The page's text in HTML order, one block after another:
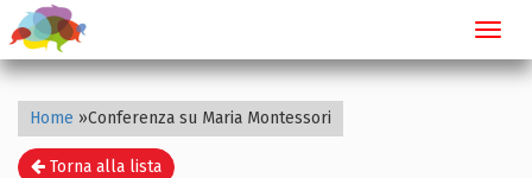
Home »Conferenza su Maria Montessori
Torna alla lista